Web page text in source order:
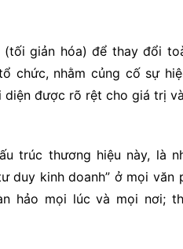
(tối giản hóa) để thay đổi
chức, nhằm củng cố sự
được rõ rệt cho giá trị
trúc thương hiệu này, là
duy kinh doanh” ở mọi
hảo mọi lúc và mọi nơi;